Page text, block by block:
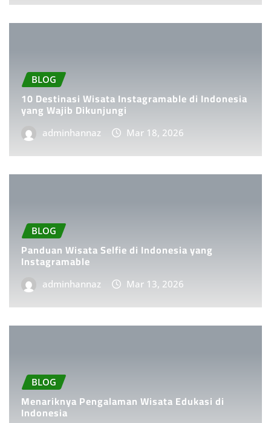
BLOG
10 Destinasi Wisata Instagramable di Indonesia
yang Wajib Dikunjungi
adminhannaz Mar 18, 2026
BLOG
Panduan Wisata Selfie di Indonesia yang
Instagramable
adminhannaz Mar 13, 2026
BLOG
Menariknya Pengalaman Wisata Edukasi di
Indonesia